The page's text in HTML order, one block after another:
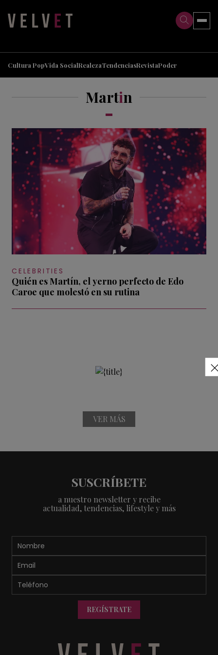
Cultura PopVida SocialRealezaTendenciasRevistaPoder
Martin
CELEBRITIES
Quién es Martín, el yerno perfecto de Edo
Caroe que molestó en su rutina
VER MÁS
SUSCRÍBETE
a nuestro newsletter y recibe
actualidad, tendencias, lifestyle y más
REGÍSTRATE